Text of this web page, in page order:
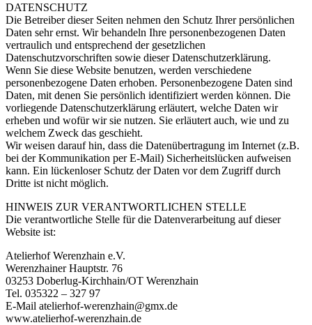
DATENSCHUTZ
Die Betreiber dieser Seiten nehmen den Schutz Ihrer persönlichen
Daten sehr ernst. Wir behandeln Ihre personenbezogenen Daten
vertraulich und entsprechend der gesetzlichen
Datenschutzvorschriften sowie dieser Datenschutzerklärung.
Wenn Sie diese Website benutzen, werden verschiedene
personenbezogene Daten erhoben. Personenbezogene Daten sind
Daten, mit denen Sie persönlich identifiziert werden können. Die
vorliegende Datenschutzerklärung erläutert, welche Daten wir
erheben und wofür wir sie nutzen. Sie erläutert auch, wie und zu
welchem Zweck das geschieht.
Wir weisen darauf hin, dass die Datenübertragung im Internet (z.B.
bei der Kommunikation per E-Mail) Sicherheitslücken aufweisen
kann. Ein lückenloser Schutz der Daten vor dem Zugriff durch
Dritte ist nicht möglich.
HINWEIS ZUR VERANTWORTLICHEN STELLE
Die verantwortliche Stelle für die Datenverarbeitung auf dieser
Website ist:
Atelierhof Werenzhain e.V.
Werenzhainer Hauptstr. 76
03253 Doberlug-Kirchhain/OT Werenzhain
Tel. 035322 – 327 97
E-Mail atelierhof-werenzhain@gmx.de
www.atelierhof-werenzhain.de